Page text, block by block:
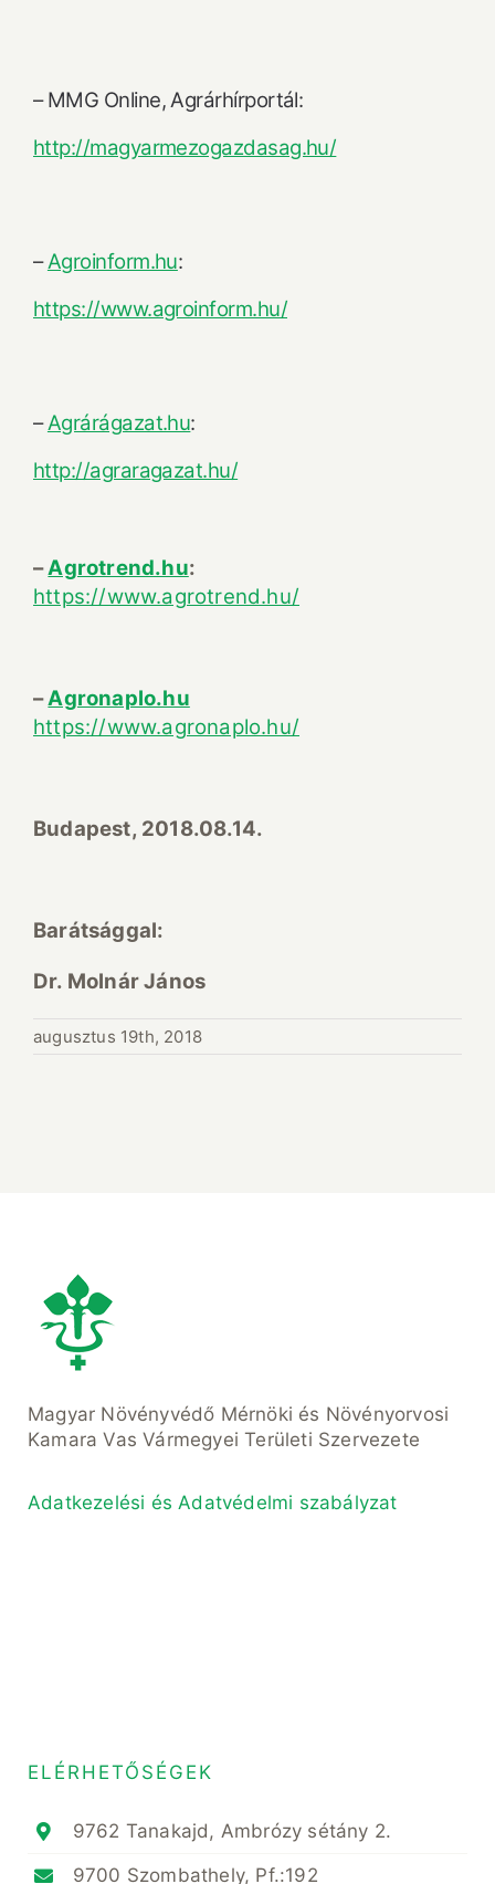
– MMG Online, Agrárhírportál:
http://magyarmezogazdasag.hu/
–Agroinform.hu:
https://www.agroinform.hu/
–Agrárágazat.hu:
http://agraragazat.hu/
–Agrotrend.hu:
https://www.agrotrend.hu/
–Agronaplo.hu
https://www.agronaplo.hu/
Budapest, 2018.08.14.
Barátsággal:
Dr. Molnár János
augusztus 19th, 2018
Magyar Növényvédő Mérnöki és Növényorvosi
Kamara Vas Vármegyei Területi Szervezete
Adatkezelési és Adatvédelmi szabályzat
ELÉRHETŐSÉGEK
9762 Tanakajd, Ambrózy sétány 2.
9700 Szombathely, Pf.:192